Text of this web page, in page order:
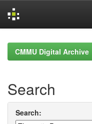
navigationCMMU Digital Archive
Search
Search: